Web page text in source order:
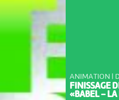
ANIMATION |
FINISSAGE
«BABEL – LA